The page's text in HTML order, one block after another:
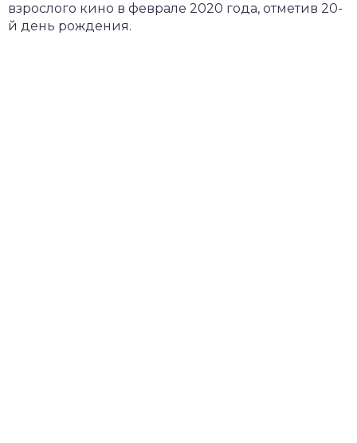
взрослого кино в феврале 2020 года, отметив 20-
й день рождения.